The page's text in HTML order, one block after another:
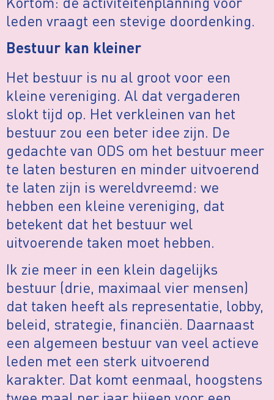
leden vraagt een stevige doordenking.
Bestuur kan kleiner
Het bestuur is nu al groot voor een
kleine vereniging. Al dat vergaderen
slokt tijd op. Het verkleinen van het
bestuur zou een beter idee zijn. De
gedachte van ODS om het bestuur meer
te laten besturen en minder uitvoerend
te laten zijn is wereldvreemd: we
hebben een kleine vereniging, dat
betekent dat het bestuur wel
uitvoerende taken moet hebben.
Ik zie meer in een klein dagelijks
bestuur (drie, maximaal vier mensen)
dat taken heeft als representatie, lobby,
beleid, strategie, financiën. Daarnaast
een algemeen bestuur van veel actieve
leden met een sterk uitvoerend
karakter. Dat komt eenmaal, hoogstens